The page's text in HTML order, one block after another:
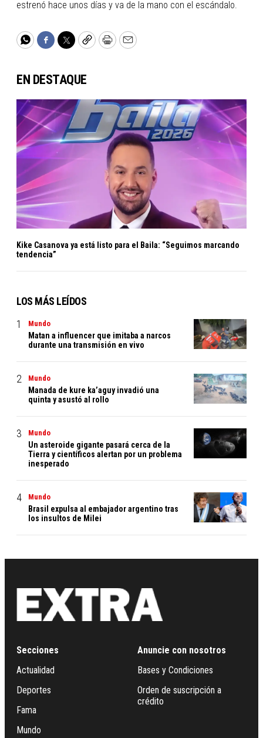
estrenó hace unos días y va de la mano con el escándalo.
WhatsApp
Facebook
TwitterCopyPrintEmail
EN DESTAQUE
Kike Casanova ya está listo para el Baila: “Seguimos marcando
tendencia”
LOS MÁS LEÍDOS
Mundo
Matan a influencer que imitaba a narcos
durante una transmisión en vivo
Mundo
Manada de kure ka’aguy invadió una
quinta y asustó al rollo
Mundo
Un asteroide gigante pasará cerca de la
Tierra y científicos alertan por un problema
inesperado
Mundo
Brasil expulsa al embajador argentino tras
los insultos de Milei
Secciones
Actualidad
Deportes
Fama
Mundo
Anuncie con nosotros
Bases y Condiciones
Orden de suscripción a
crédito